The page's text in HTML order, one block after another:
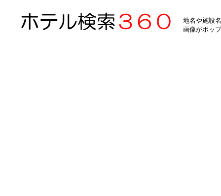
地名や施設
画像がポッ